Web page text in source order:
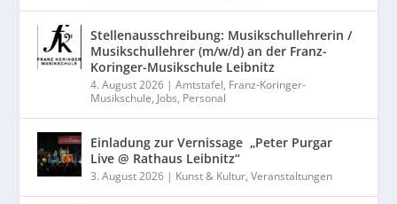
Stellenausschreibung: Musikschullehrerin /
Musikschullehrer (m/w/d) an der Franz-
Koringer-Musikschule Leibnitz
4. August 2026 |Amtstafel, Franz-Koringer-
Musikschule, Jobs, Personal
Einladung zur Vernissage „Peter Purgar
Live @ Rathaus Leibnitz“
3. August 2026 | Kunst & Kultur,Veranstaltungen